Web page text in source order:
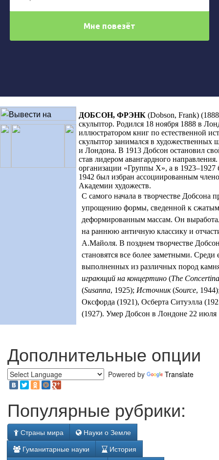
ДОБСОН, ФРЭНК (Dobson, Frank)
скульптор. Родился 18 ноября 1888 в
иллюстратором книг по естественной
скульптор занимался в художественных
и Лондона. В 1913 Добсон остановил
став лидером авангардного
организации «Группы Х», а в 1923–1927
1942 был избран ассоциированным
Академии художеств.
С самого начала в творчестве Добсона
упрощению формы, сведенной к
деформированным массам. Он
на раннюю античную классику и
А.Майоля. В позднем творчестве
становятся все более заметными. Среди
выполненных из различных пород
играющий на концертино (The
(Susanna, 1925); Источник(Source,
Оксфорда (1921), Осберта Ситуэлла
(1927). Умер Добсон в Лондоне 22 июля
Дополнительные опции
Powered by Translate
Популярные рубрики:
Страны мира
Науки о Земле
Гуманитарные науки
История